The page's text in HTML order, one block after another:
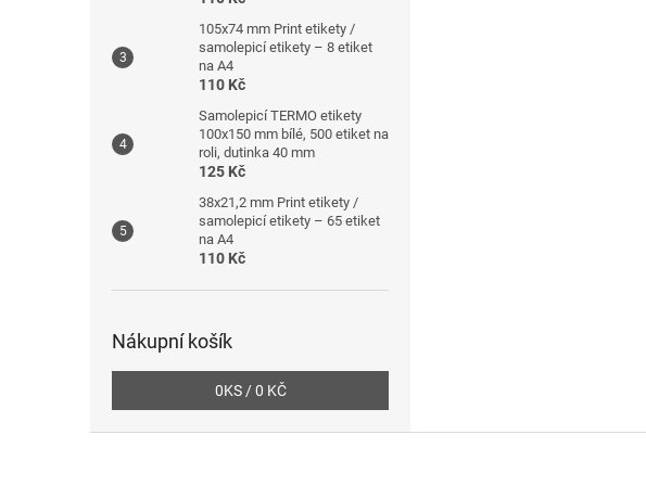
105x74 mm Print etikety /
samolepicí etikety – 8 etiket
na A4
110 Kč
Samolepicí TERMO etikety
100x150 mm bílé, 500 etiket na
roli, dutinka 40 mm
125 Kč
38x21,2 mm Print etikety /
samolepicí etikety – 65 etiket
na A4
110 Kč
Nákupní košík
0KS /0 KČ